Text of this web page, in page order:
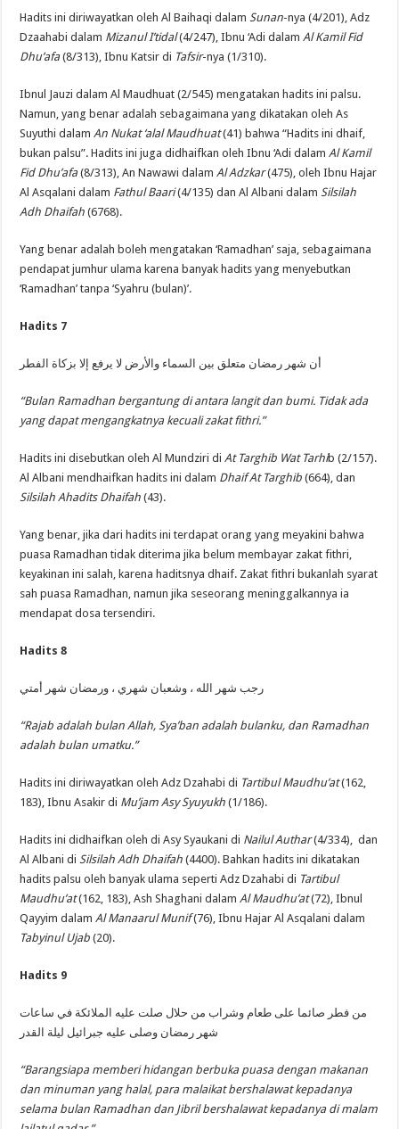
Hadits ini diriwayatkan oleh Al Baihaqi dalam Sunan-nya (4/201), Adz
Dzaahabi dalam Mizanul I’tidal(4/247), Ibnu ‘Adi dalamAl Kamil Fid
Dhu’afa(8/313), Ibnu Katsir di Tafsir-nya (1/310).
Ibnul Jauzi dalam Al Maudhuat (2/545) mengatakan hadits ini palsu.
Namun, yang benar adalah sebagaimana yang dikatakan oleh As
Suyuthi dalamAn Nukat ‘alal Maudhuat(41) bahwa “Hadits ini dhaif,
bukan palsu”. Hadits ini juga didhaifkan oleh Ibnu ‘Adi dalamAl Kamil
Fid Dhu’afa(8/313), An Nawawi dalamAl Adzkar(475), oleh Ibnu Hajar
Al Asqalani dalam Fathul Baari(4/135) dan Al Albani dalam Silsilah
Adh Dhaifah (6768).
Yang benar adalah boleh mengatakan ‘Ramadhan’ saja, sebagaimana
pendapat jumhur ulama karena banyak hadits yang menyebutkan
‘Ramadhan’ tanpa ‘Syahru (bulan)’.
Hadits 7
أن شهر رمضان متعلق بين السماء والأرض لا يرفع إلا بزكاة الفطر
“Bulan Ramadhan bergantung di antara langit dan bumi. Tidak ada
yang dapat mengangkatnya kecuali zakat fithri.”
Hadits ini disebutkan oleh Al Mundziri diAt Targhib Wat Tarhib (2/157).
Al Albani mendhaifkan hadits ini dalam Dhaif At Targhib (664), dan
Silsilah Ahadits Dhaifah (43).
Yang benar, jika dari hadits ini terdapat orang yang meyakini bahwa
puasa Ramadhan tidak diterima jika belum membayar zakat fithri,
keyakinan ini salah, karena haditsnya dhaif. Zakat fithri bukanlah syarat
sah puasa Ramadhan, namun jika seseorang meninggalkannya ia
mendapat dosa tersendiri.
Hadits 8
رجب شهر الله ، وشعبان شهري ، ورمضان شهر أمتي
“Rajab adalah bulan Allah, Sya’ban adalah bulanku, dan Ramadhan
adalah bulan umatku.”
Hadits ini diriwayatkan oleh Adz Dzahabi di Tartibul Maudhu’at(162,
183), Ibnu Asakir di Mu’jam Asy Syuyukh (1/186).
Hadits ini didhaifkan oleh di Asy Syaukani di Nailul Authar(4/334), dan
Al Albani di Silsilah Adh Dhaifah (4400). Bahkan hadits ini dikatakan
hadits palsu oleh banyak ulama seperti Adz Dzahabi di Tartibul
Maudhu’at(162, 183), Ash Shaghani dalamAl Maudhu’at(72), Ibnul
Qayyim dalamAl Manaarul Munif(76), Ibnu Hajar Al Asqalani dalam
Tabyinul Ujab (20).
Hadits 9
من فطر صائما على طعام وشراب من حلال صلت عليه الملائكة في ساعات
شهر رمضان وصلى عليه جبرائيل ليلة القدر
“Barangsiapa memberi hidangan berbuka puasa dengan makanan
dan minuman yang halal, para malaikat bershalawat kepadanya
selama bulan Ramadhan dan Jibril bershalawat kepadanya di malam